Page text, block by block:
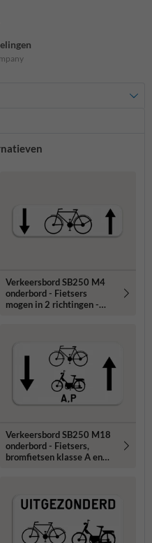
Verkeersbord SB250 M4
onderbord - Fietsers
mogen in 2 richtingen -
Verkeersbord SB250 M18
onderbord - Fietsers,
bromfietsen klasse A en